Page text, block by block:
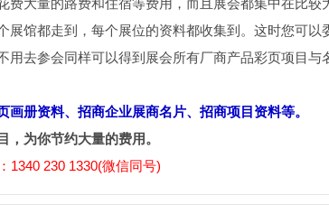
费大量的路费和住宿等费用，而且展会都集中在比较
展馆都走到，每个展位的资料都收集到。这时您可以
用去参会同样可以得到展会所有厂商产品彩页项目与
册资料、招商企业展商名片、招商项目资料等。
为你节约大量的费用。
230 1330(微信同号)